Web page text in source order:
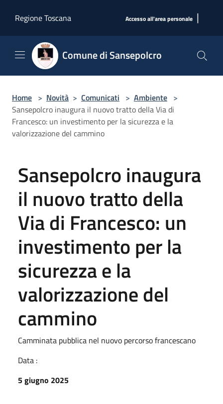
Regione Toscana
Accesso all'area personale |
Comune di Sansepolcro
Home > Novità > Comunicati > Ambiente >
Sansepolcro inaugura il nuovo tratto della Via di
Francesco: un investimento per la sicurezza e la
valorizzazione del cammino
Sansepolcro inaugura
il nuovo tratto della
Via di Francesco: un
investimento per la
sicurezza e la
valorizzazione del
cammino
Camminata pubblica nel nuovo percorso francescano
Data :
5 giugno 2025